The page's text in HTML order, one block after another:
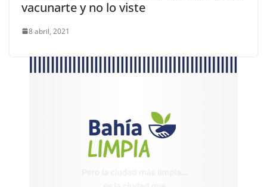
vacunarte y no lo viste
8 abril, 2021